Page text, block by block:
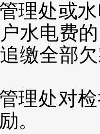
管理处或
水电费
缴全部
管理处对
。